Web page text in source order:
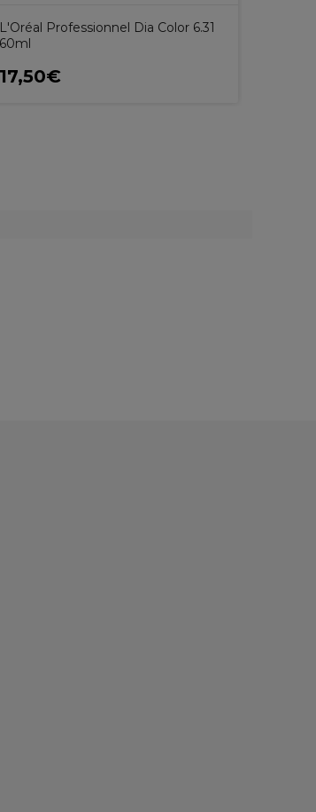
L'Oréal Professionnel Dia Color 6.31
60ml
17,50€